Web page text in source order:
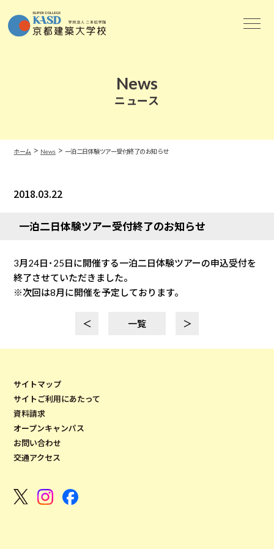
News
ニュース
ホーム > News> 一泊二日体験ツアー受付終了のお知らせ
2018.03.22
一泊二日体験ツアー受付終了のお知らせ
3月24日･25日に開催する一泊二日体験ツアーの申込受付を
終了させていただきました。
※次回は8月に開催を予定しております。
＜ 一覧 ＞
サイトマップ
サイトご利用にあたって
資料請求
オープンキャンパス
お問い合わせ
交通アクセス